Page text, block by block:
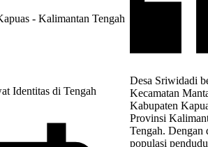
- Kalimantan Tengah
Identitas di Tengah
Desa Sriwidadi
Kecamatan
Kabupaten
Provinsi
Tengah. Dengan
populasi